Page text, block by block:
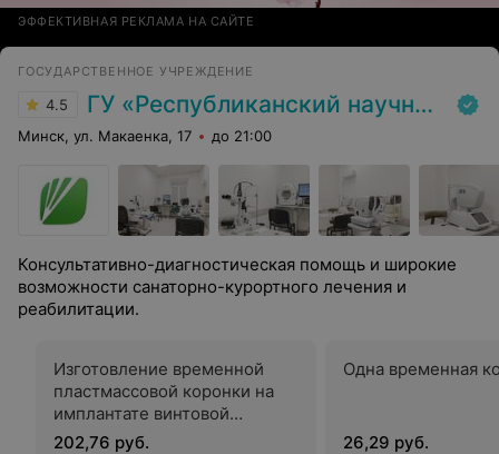
ЭФФЕКТИВНАЯ РЕКЛАМА НА САЙТЕ
ГОСУДАРСТВЕННОЕ УЧРЕЖДЕНИЕ
4.5 ГУ «Республиканский научно-практический центр медицинской экспертизы и реабилитаци»
Минск, ул. Макаенка, 17 до 21:00
Консультативно-диагностическая помощь и широкие
возможности санаторно-курортного лечения и
реабилитации.
Изготовление временной
пластмассовой коронки на
имплантате винтовой
фиксации
202,76 руб.
Одна временная
26,29 руб.